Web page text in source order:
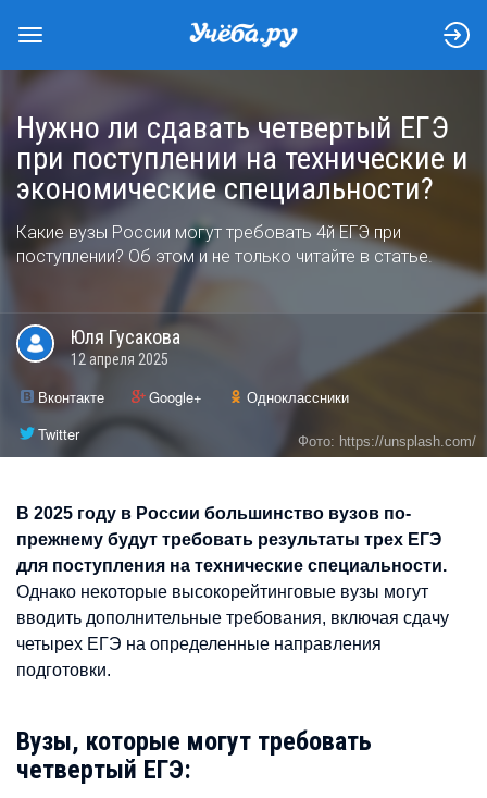
Нужно ли сдавать четвертый ЕГЭ
при поступлении на технические и
экономические специальности?
Какие вузы России могут требовать 4й ЕГЭ при
поступлении? Об этом и не только читайте в статье.
Юля Гусакова
12 апреля 2025
Вконтакте Google+
Одноклассники
Twitter
Фото: https://unsplash.com/
В 2025 году в России большинство вузов по-
прежнему будут требовать результаты трех ЕГЭ
для поступления на технические специальности.
Однако некоторые высокорейтинговые вузы могут
вводить дополнительные требования, включая сдачу
четырех ЕГЭ на определенные направления
подготовки.
Вузы, которые могут требовать
четвертый ЕГЭ: